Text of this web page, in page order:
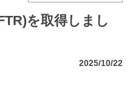
を取得しまし
2025/10/22